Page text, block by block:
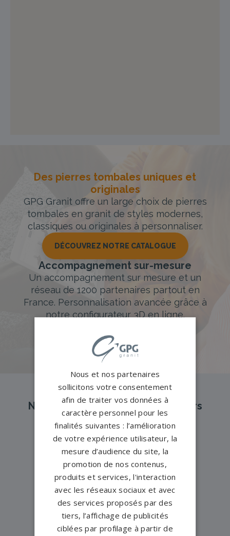
Des pierres tombales uniques et
originales
GPG Granit offre un large choix de pierres
tombales en granit de styles modernes,
classiques ou originales à personnaliser.
DÉCOUVREZ NOTRE CATALOGUE
Accompagnement sur-mesure
Un accompagnement sur mesure et un
réseau de 1200 partenaires partout en
France. Personnalisation avancée grâce à
notre configurateur 3D en ligne.
PERSONNALISEZ VOTRE MONUMENT
Nos pompes funèbres et marbriers
partenaires à proximité
Pompes funèbres -
BEGARD→
Pompes funèbres -Broons→
Pompes funèbres -Corseul→
Pompes funèbres -Dinan→
Pompes funèbres - Erquy→
Nous et nos partenaires
sollicitons votre consentement
afin de traiter vos données à
caractère personnel pour les
finalités suivantes : l’amélioration
de votre expérience utilisateur, la
mesure d’audience du site, la
promotion de nos contenus,
produits et services, l'interaction
avec les réseaux sociaux et avec
des services proposés par des
tiers, l’affichage de publicités
ciblées par profilage à partir de